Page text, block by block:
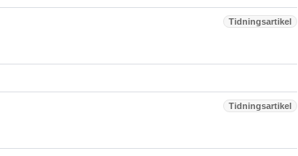
Tidningsartikel
Tidningsartikel